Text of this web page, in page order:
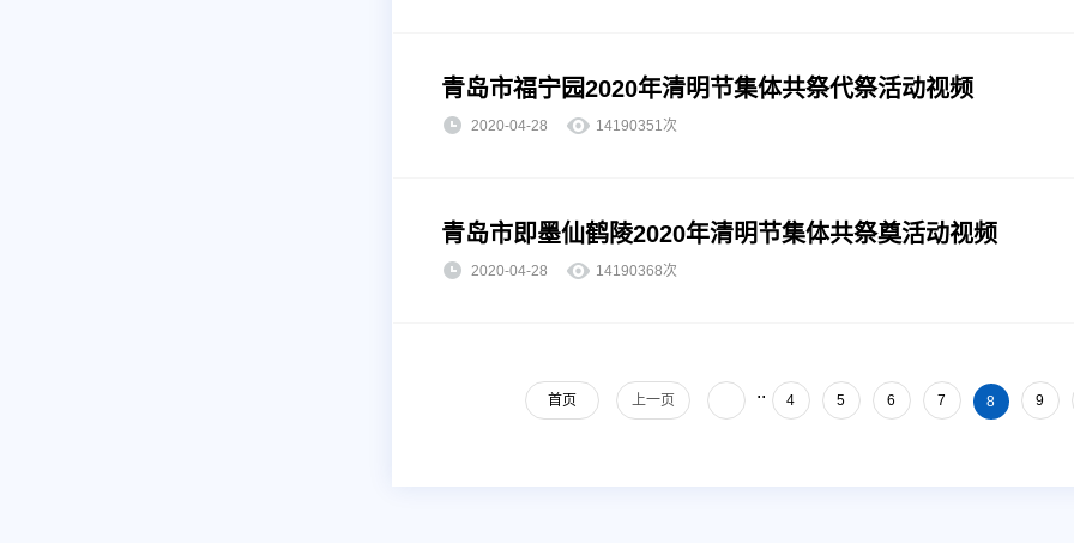
青岛市福宁园2020年清明节集体共祭代祭活动视频
2020-04-28 14190351次
青岛市即墨仙鹤陵2020年清明节集体共祭奠活动视频
2020-04-28 14190368次
首页 上一页 .. 4 5 6 7 8 9